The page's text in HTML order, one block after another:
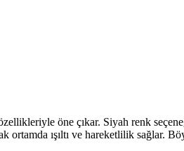
öne çıkar. Siyah renk
ortamda ışıltı ve hareketlilik sağlar.